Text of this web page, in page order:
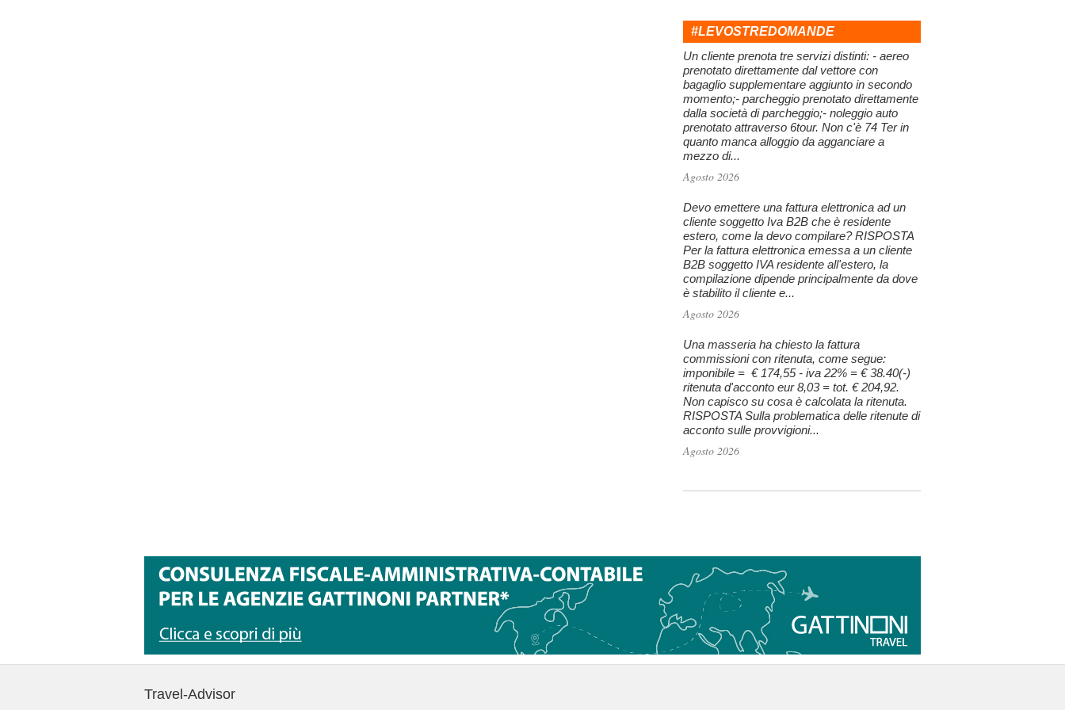
#LEVOSTREDOMANDE
Un cliente prenota tre servizi distinti: - aereo
prenotato direttamente dal vettore con
bagaglio supplementare aggiunto in secondo
momento;- parcheggio prenotato direttamente
dalla società di parcheggio;- noleggio auto
prenotato attraverso 6tour. Non c'è 74 Ter in
quanto manca alloggio da agganciare a
mezzo di...
Agosto 2026
Devo emettere una fattura elettronica ad un
cliente soggetto Iva B2B che è residente
estero, come la devo compilare? RISPOSTA
Per la fattura elettronica emessa a un cliente
B2B soggetto IVA residente all'estero, la
compilazione dipende principalmente da dove
è stabilito il cliente e...
Agosto 2026
Una masseria ha chiesto la fattura
commissioni con ritenuta, come segue:
imponibile = € 174,55 - iva 22% = € 38.40(-)
ritenuta d'acconto eur 8,03 = tot. € 204,92.
Non capisco su cosa è calcolata la ritenuta.
RISPOSTA Sulla problematica delle ritenute di
acconto sulle provvigioni...
Agosto 2026
Travel-Advisor